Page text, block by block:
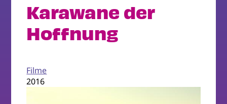
Karawane der
Hoffnung
Filme
2016